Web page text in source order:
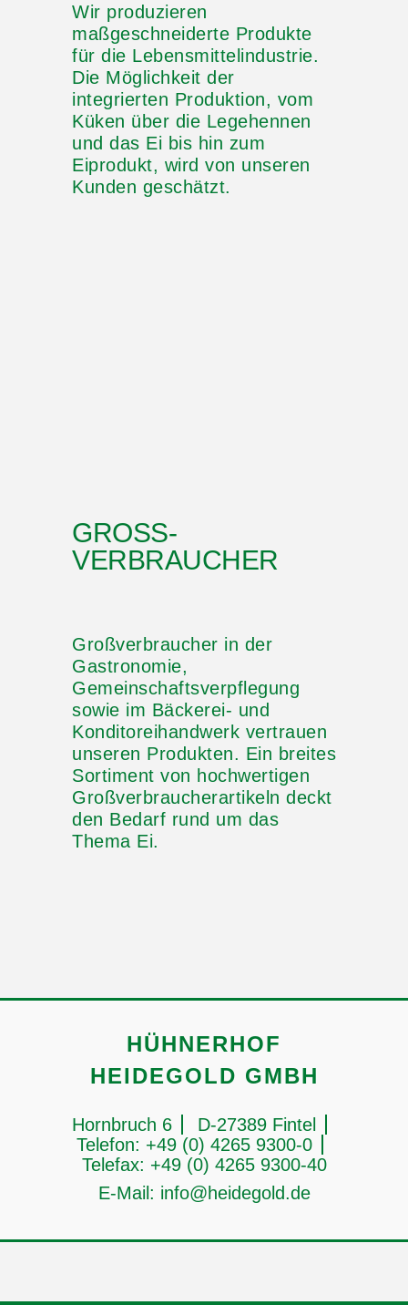
Wir produzieren
maßgeschneiderte Produkte
für die Lebensmittelindustrie.
Die Möglichkeit der
integrierten Produktion, vom
Küken über die Legehennen
und das Ei bis hin zum
Eiprodukt, wird von unseren
Kunden geschätzt.
GROSS-V
ERBRAUCHER
Großverbraucher in der
Gastronomie,
Gemeinschaftsverpflegung
sowie im Bäckerei- und
Konditoreihandwerk vertrauen
unseren Produkten. Ein breites
Sortiment von hochwertigen
Großverbraucherartikeln deckt
den Bedarf rund um das
Thema Ei.
HÜHNERHOF
HEIDEGOLD GMBH
Hornbruch 6
D-27389 Fintel
Telefon: +49 (0) 4265 9300-0
Telefax: +49 (0) 4265 9300-40
E-Mail: info@heidegold.de